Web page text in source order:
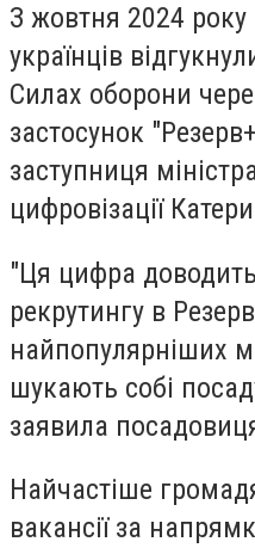
З жовтня 2024
українців
Силах оборони
застосунок
заступниця
цифровізації
"Ця цифра
рекрутингу в
найпопулярніших
шукають собі
заявила
Найчастіше
вакансії за